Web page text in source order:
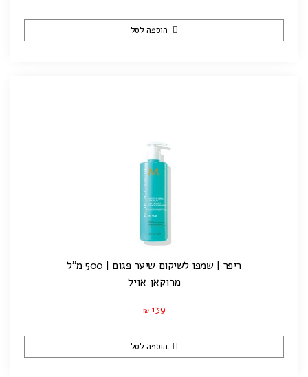
הוספה לסל
ריפר | שמפו לשיקום שיער פגום | 500 מ"ל
מרוקאן אויל
₪ 139
הוספה לסל